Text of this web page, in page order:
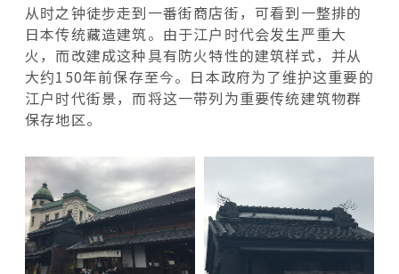
从时之钟徒步走到一番街商店街，可看到一整排的
日本传统藏造建筑。由于江户时代会发生严重大
火，而改建成这种具有防火特性的建筑样式，并从
大约150年前保存至今。日本政府为了维护这重要的
江户时代街景，而将这一带列为重要传统建筑物群
保存地区。